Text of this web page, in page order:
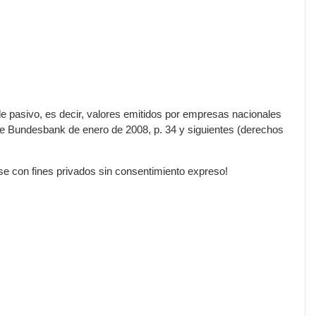
pasivo, es decir, valores emitidos por empresas nacionales
de enero de 2008, p. 34 y siguientes (derechos
con fines privados sin consentimiento expreso!